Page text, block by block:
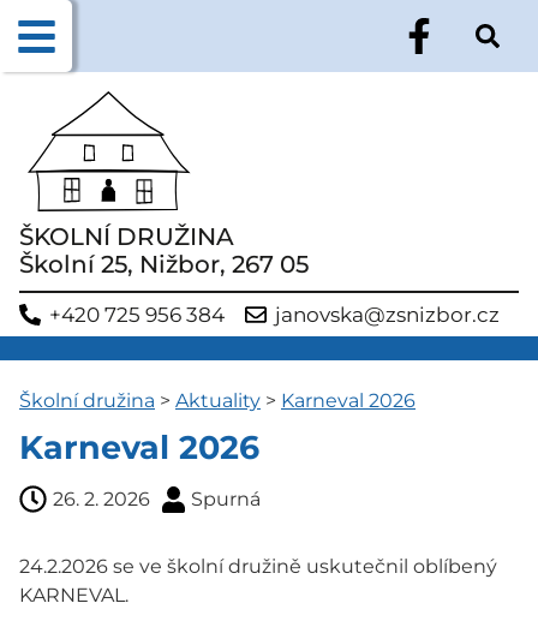
ŠKOLNÍ DRUŽINA
Školní 25, Nižbor, 267 05
+420 725 956 384 janovska@zsnizbor.cz
Školní družina > Aktuality > Karneval 2026
Karneval 2026
26. 2. 2026 Spurná
24.2.2026 se ve školní družině uskutečnil oblíbený
KARNEVAL.